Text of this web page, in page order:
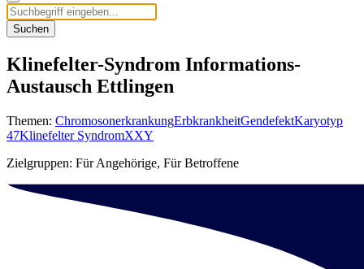
Suchen
Klinefelter-Syndrom Informations-
Austausch Ettlingen
Themen: ChromosonerkrankungErbkrankheitGendefektKaryotyp
47Klinefelter SyndromXXY
Zielgruppen: Für Angehörige, Für Betroffene